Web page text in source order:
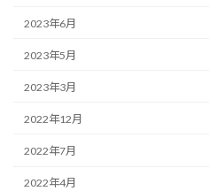
2023年6月
2023年5月
2023年3月
2022年12月
2022年7月
2022年4月